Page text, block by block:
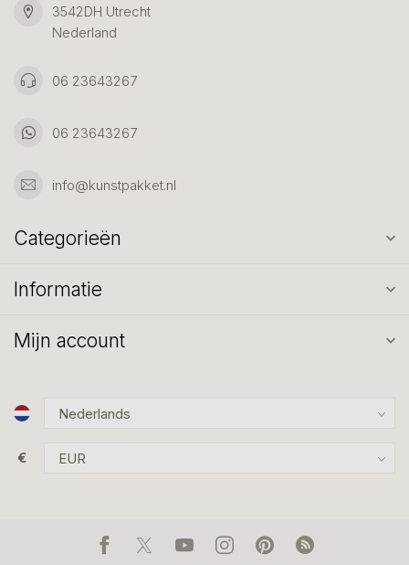
3542DH Utrecht
Nederland
06 23643267
06 23643267
info@kunstpakket.nl
Categorieën
Informatie
Mijn account
€